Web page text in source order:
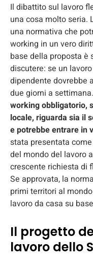
Il dibattito sul lavoro
una cosa molto seria.
una normativa che
working in un vero
base della proposta
discutere: se un
dipendente dovrebbe
due giorni a settimana.
working obbligatorio,
locale, riguarda sia il
e potrebbe entrare in
stata presentata
del mondo del lavoro
crescente richiesta di
Se approvata, la
primi territori al
lavoro da casa su
Il progetto
lavoro dello